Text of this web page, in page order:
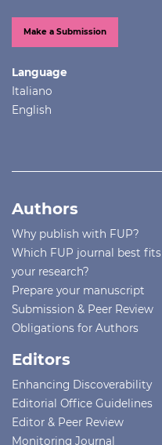
Make a Submission
Language
Italiano
English
Authors
Why publish with FUP?
Which FUP journal best fits
your research?
Prepare your manuscript
Submission & Peer Review
Obligations for Authors
Editors
Enhancing Discoverability
Editorial Office Guidelines
Editor & Peer Review
Monitoring Journal